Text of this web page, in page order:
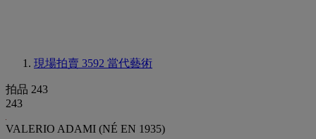
現場拍賣 3592 當代藝術
拍品 243
243
VALERIO ADAMI (NÉ EN 1935)